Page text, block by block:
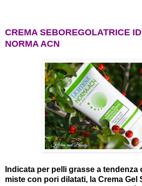
CREMA SEBOREGOLATRICE
NORMA ACN
Indicata per pelli grasse a tendenza
miste con pori dilatati, la Crema Gel